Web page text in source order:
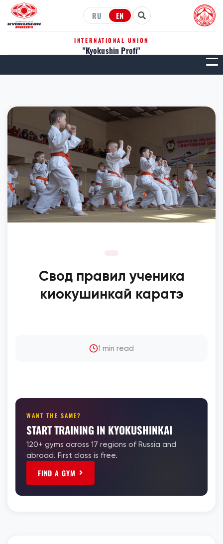
RU EN
INTERNATIONAL UNION
"Kyokushin Profi"
Свод правил ученика
киокушинкай каратэ
1 min read
WANT THE SAME?
START TRAINING IN KYOKUSHINKAI
120+ gyms across 17 regions of Russia and
abroad. First class is free.
FIND A GYM